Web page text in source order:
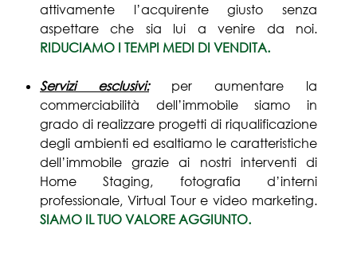
attivamente l’acquirente giusto senza
aspettare che sia lui a venire da noi.
RIDUCIAMO I TEMPI MEDI DI VENDITA.
Servizi esclusivi:per aumentare la
commerciabilità dell’immobile siamo in
grado di realizzare progetti di riqualificazione
degli ambienti ed esaltiamo le caratteristiche
dell’immobile grazie ai nostri interventi di
Home Staging, fotografia d’interni
professionale, Virtual Tour e video marketing.
SIAMO IL TUO VALORE AGGIUNTO.